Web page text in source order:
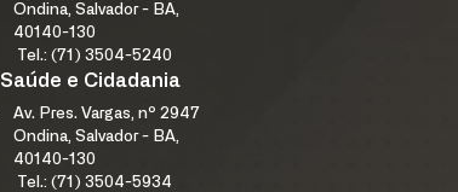
Ondina, Salvador - BA,
40140-130
Tel.: (71) 3504-5240
Saúde e Cidadania
Av. Pres. Vargas, nº 2947
Ondina, Salvador - BA,
40140-130
Tel.: (71) 3504-5934